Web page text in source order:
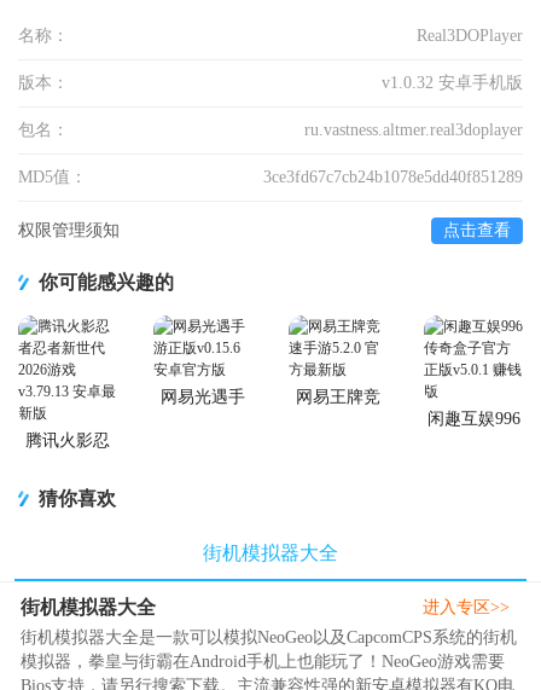
名称： Real3DOPlayer
版本： v1.0.32 安卓手机版
包名： ru.vastness.altmer.real3doplayer
MD5值： 3ce3fd67c7cb24b1078e5dd40f851289
权限管理须知 点击查看
你可能感兴趣的
腾讯火影忍
网易光遇手
网易王牌竞
闲趣互娱996
猜你喜欢
街机模拟器大全
街机模拟器大全
街机模拟器大全是一款可以模拟NeoGeo以及CapcomCPS系统的街机
模拟器，拳皇与街霸在Android手机上也能玩了！NeoGeo游戏需要
Bios支持，请另行搜索下载。主流兼容性强的新安卓模拟器有KO电
进入专区>>